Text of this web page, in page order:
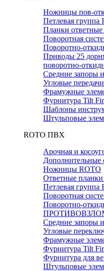
Ножницы пов-
Петлевая группа
Планки
Поворотная
Поворотно-
Приводы 25
поворотно-
Средние запоры
Угловые
Фрамужные
Фурнитура Tilt
Шаблоны
Штульповые
RОTO ПВХ
Арочная и
Ножницы ROTO
Ответные
Петлевая группа
Поворотная
Поворотно-
Средние запоры
Угловые
Фрамужные
Фурнитура Tilt
Фурнитура для
Штульповые